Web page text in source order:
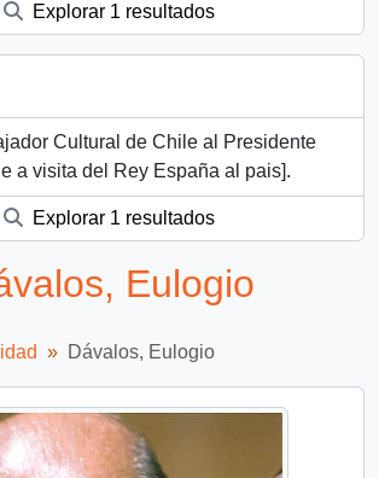
Explorar 1 resultados
Cultural de Chile al Presidente
a visita del Rey España al pais].
Explorar 1 resultados
Eulogio
Dávalos, Eulogio